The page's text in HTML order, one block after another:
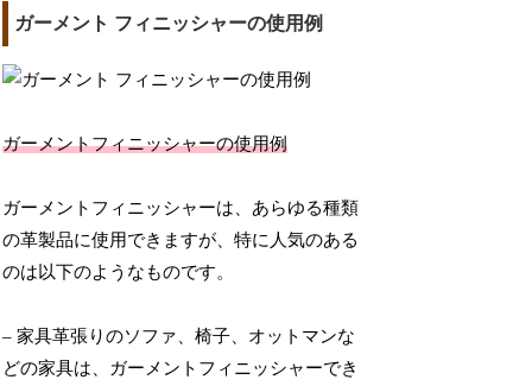
ガーメント フィニッシャーの使用例
ガーメントフィニッシャーの使用例
ガーメントフィニッシャーは、あらゆる種類
の革製品に使用できますが、特に人気のある
のは以下のようなものです。
– 家具革張りのソファ、椅子、オットマンな
どの家具は、ガーメントフィニッシャーでき